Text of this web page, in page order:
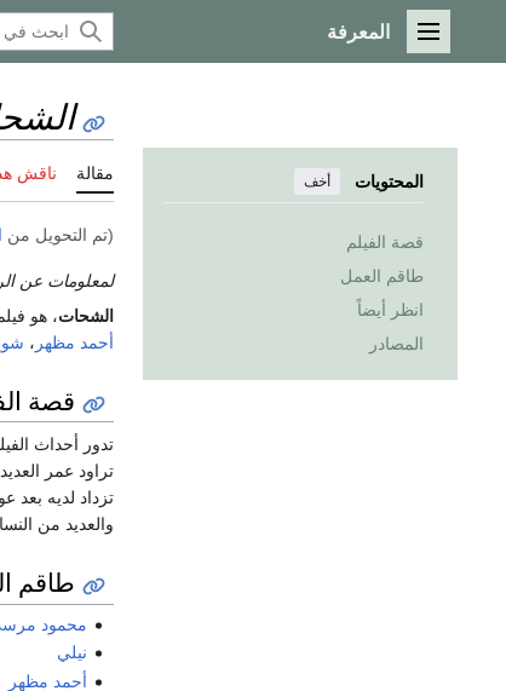
القائمة الرئيسية
المعرفة
المحتويات أخف
قصة الفيلم
طاقم العمل
انظر أيضاً
المصادر
مقالة ناقش
(تم التحويل من
لمعلومات عن
الشحات، هو
أحمد مظهر ،
قصة
تدور أحداث
تراود عمر
تزداد لديه بعد
والعديد من
طاقم
محمود
نيلي
أحمد مظهر